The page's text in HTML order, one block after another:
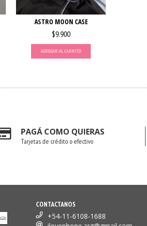
ASTRO MOON CASE
$9.900
AGREGAR AL CARRITO
PAGÁ COMO QUIERAS
Tarjetas de crédito o efectivo
CONTACTANOS
+54-11-6108-1688